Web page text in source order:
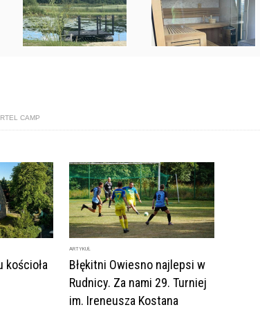
CAMP
kościoła
ARTYKUŁ
Błękitni Owiesno najlepsi w
Rudnicy. Za nami 29. Turniej
im. Ireneusza Kostana